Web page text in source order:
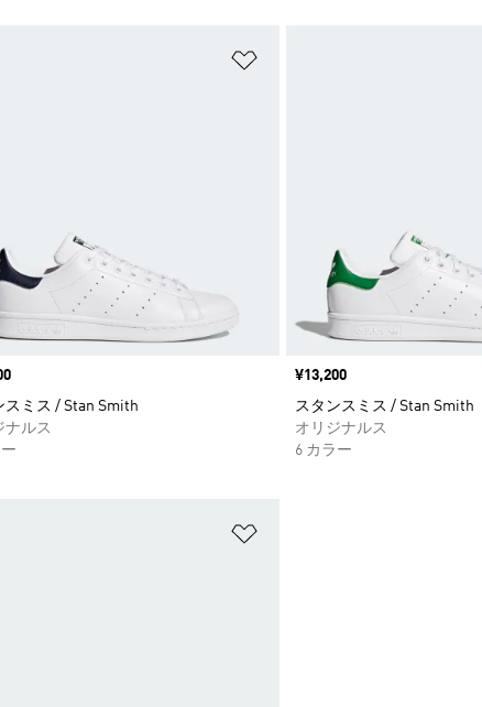
スミス / Stan Smith
ナルス
価格
¥13,200
スタンスミス / Stan Smith
オリジナルス
6 カラー